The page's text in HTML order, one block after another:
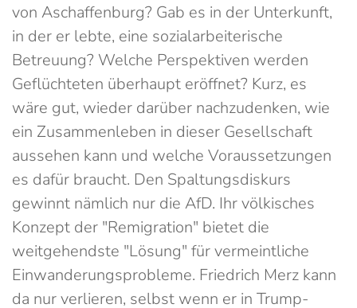
von Aschaffenburg? Gab es in der Unterkunft,
in der er lebte, eine sozialarbeiterische
Betreuung? Welche Perspektiven werden
Geflüchteten überhaupt eröffnet? Kurz, es
wäre gut, wieder darüber nachzudenken, wie
ein Zusammenleben in dieser Gesellschaft
aussehen kann und welche Voraussetzungen
es dafür braucht. Den Spaltungsdiskurs
gewinnt nämlich nur die AfD. Ihr völkisches
Konzept der "Remigration" bietet die
weitgehendste "Lösung" für vermeint­liche
Einwanderungsprobleme. Friedrich Merz kann
da nur verlieren, selbst wenn er in Trump-